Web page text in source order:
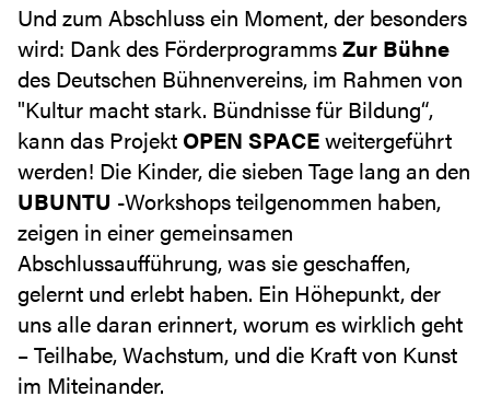
Und zum Abschluss ein Moment, der besonders
wird: Dank des FörderprogrammsZur Bühne
des Deutschen Bühnenvereins, im Rahmen von
"Kultur macht stark. Bündnisse für Bildung“,
kann das Projekt OPEN SPACEweitergeführt
werden! Die Kinder, die sieben Tage lang an den
UBUNTU -Workshops teilgenommen haben,
zeigen in einer gemeinsamen
Abschlussaufführung, was sie geschaffen,
gelernt und erlebt haben. Ein Höhepunkt, der
uns alle daran erinnert, worum es wirklich geht
– Teilhabe, Wachstum, und die Kraft von Kunst
im Miteinander.